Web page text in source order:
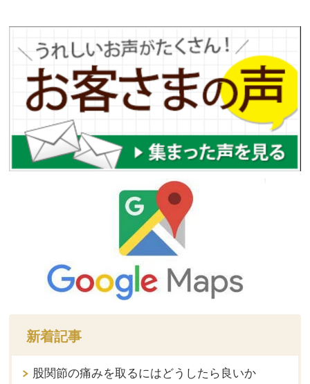
新着記事
股関節の痛みを取るにはどうしたら良いか